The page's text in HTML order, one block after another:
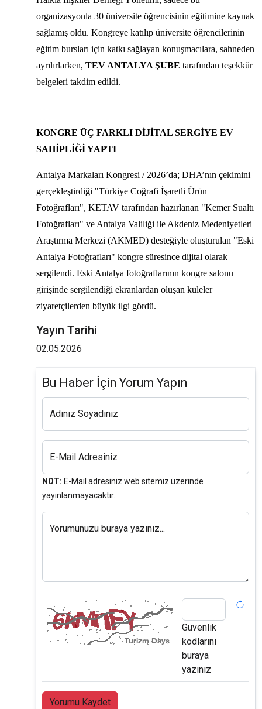
organizasyonla 30 üniversite öğrencisinin eğitimine kaynak
sağlamış oldu. Kongreye katılıp üniversite öğrencilerinin
eğitim bursları için katkı sağlayan konuşmacılara, sahneden
ayrılırlarken, TEV ANTALYA ŞUBE tarafından teşekkür
belgeleri takdim edildi.
KONGRE ÜÇ FARKLI DİJİTAL SERGİYE EV
SAHİPLİĞİ YAPTI
Antalya Markaları Kongresi / 2026’da; DHA’nın çekimini
gerçekleştirdiği "Türkiye Coğrafi İşaretli Ürün
Fotoğrafları", KETAV tarafından hazırlanan "Kemer Sualtı
Fotoğrafları" ve Antalya Valiliği ile Akdeniz Medeniyetleri
Araştırma Merkezi (AKMED) desteğiyle oluşturulan "Eski
Antalya Fotoğrafları" kongre süresince dijital olarak
sergilendi. Eski Antalya fotoğraflarının kongre salonu
girişinde sergilendiği ekranlardan oluşan kuleler
ziyaretçilerden büyük ilgi gördü.
Yayın Tarihi
02.05.2026
Bu Haber İçin Yorum Yapın
Adınız Soyadınız
E-Mail Adresiniz
NOT: E-Mail adresiniz web sitemiz üzerinde
yayınlanmayacaktır.
Yorumunuzu buraya yazınız...
Güvenlik
kodlarını
buraya
yazınız
Yorumu Kaydet